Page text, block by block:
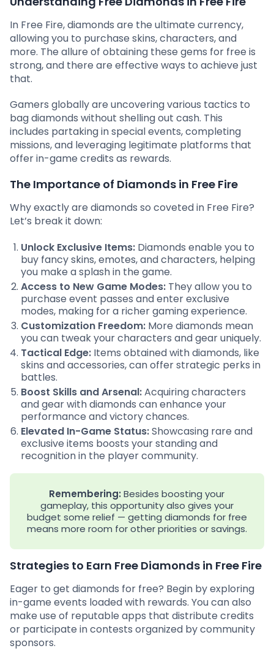
In Free Fire, diamonds are the ultimate currency,
allowing you to purchase skins, characters, and
more. The allure of obtaining these gems for free is
strong, and there are effective ways to achieve just
that.
Gamers globally are uncovering various tactics to
bag diamonds without shelling out cash. This
includes partaking in special events, completing
missions, and leveraging legitimate platforms that
offer in-game credits as rewards.
The Importance of Diamonds in Free Fire
Why exactly are diamonds so coveted in Free Fire?
Let’s break it down:
Unlock Exclusive Items: Diamonds enable you to
buy fancy skins, emotes, and characters, helping
you make a splash in the game.
Access to New Game Modes: They allow you to
purchase event passes and enter exclusive
modes, making for a richer gaming experience.
Customization Freedom: More diamonds mean
you can tweak your characters and gear uniquely.
Tactical Edge: Items obtained with diamonds, like
skins and accessories, can offer strategic perks in
battles.
Boost Skills and Arsenal:Acquiring characters
and gear with diamonds can enhance your
performance and victory chances.
Elevated In-Game Status:Showcasing rare and
exclusive items boosts your standing and
recognition in the player community.
Remembering: Besides boosting your
gameplay, this opportunity also gives your
budget some relief — getting diamonds for free
means more room for other priorities or savings.
Strategies to Earn Free Diamonds in Free Fire
Eager to get diamonds for free? Begin by exploring
in-game events loaded with rewards. You can also
make use of reputable apps that distribute credits
or participate in contests organized by community
sponsors.